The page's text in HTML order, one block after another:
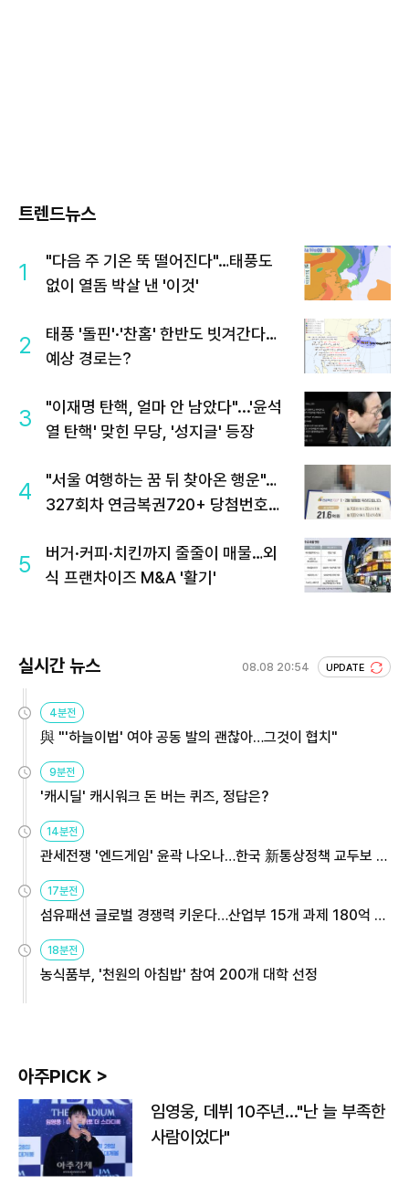
트렌드뉴스
1
"다음 주 기온 뚝 떨어진다"…태풍도
없이 열돔 박살 낸 '이것'
2
태풍 '돌핀'·'찬홈' 한반도 빗겨간다…
예상 경로는?
3
"이재명 탄핵, 얼마 안 남았다"...'윤석
열 탄핵' 맞힌 무당, '성지글' 등장
4
"서울 여행하는 꿈 뒤 찾아온 행운"…
327회차 연금복권720+ 당첨번호조
5
버거·커피·치킨까지 줄줄이 매물…외
식 프랜차이즈 M&A '활기'
실시간 뉴스 08.08 20:54 UPDATE
4분전
與 "'하늘이법' 여야 공동 발의 괜찮아…그것이 협치"
9분전
'캐시딜' 캐시워크 돈 버는 퀴즈, 정답은?
14분전
관세전쟁 '엔드게임' 윤곽 나오나…한국 新통상정책 교두보 활
17분전
섬유패션 글로벌 경쟁력 키운다…산업부 15개 과제 180억 지
18분전
농식품부, '천원의 아침밥' 참여 200개 대학 선정
아주PICK >
임영웅, 데뷔 10주년…"난 늘 부족한
사람이었다"